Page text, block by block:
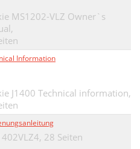
MS1202-VLZ Owner`s
Information
J1400 Technical information,
28 Seiten